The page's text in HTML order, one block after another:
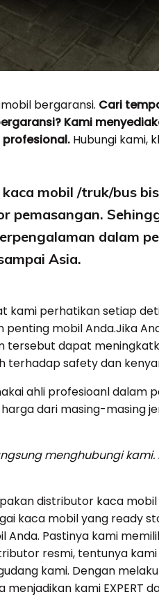
bergaransi. Cari
Kami
Hubungi kami,
mobil /truk/bus
pemasangan.
dalam
Asia.
kami perhatikan setiap
mobil Anda.Jika
tersebut dapat
terhadap safety dan
ahli profesioanl dalam
dari masing-masing
menghubungi
distributor kaca
kaca mobil yang ready
Anda. Pastinya kami
resmi, tentunya
kami. Dengan
kami EXPERT